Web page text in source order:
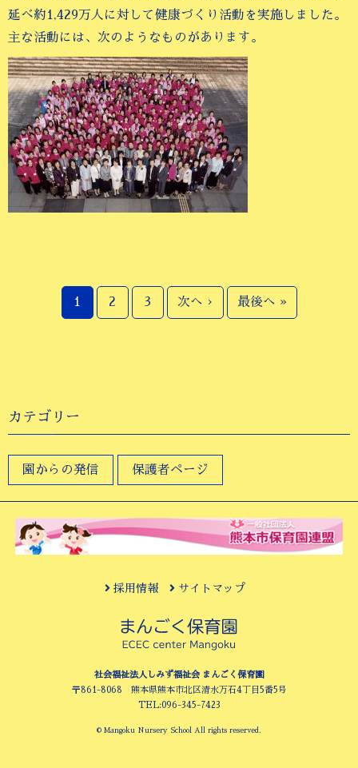
延べ約1,429万人に対して健康づくり活動を実施しました。
主な活動には、次のようなものがあります。
1 2 3 次へ › 最後へ »
カテゴリー
園からの発信 保護者ページ
採用情報 サイトマップ
社会福祉法人しみず福祉会 まんごく保育園
〒861-8068 熊本県熊本市北区清水万石4丁目5番5号
TEL:096-345-7423
© Mangoku Nursery School All rights reserved.